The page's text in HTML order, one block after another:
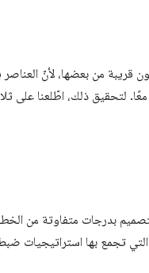
قريبة من بعضها، لأنّ
لتحقيق ذلك، اطّلعنا على
بدرجات متفاوتة من
تجمع بها استراتيجيات